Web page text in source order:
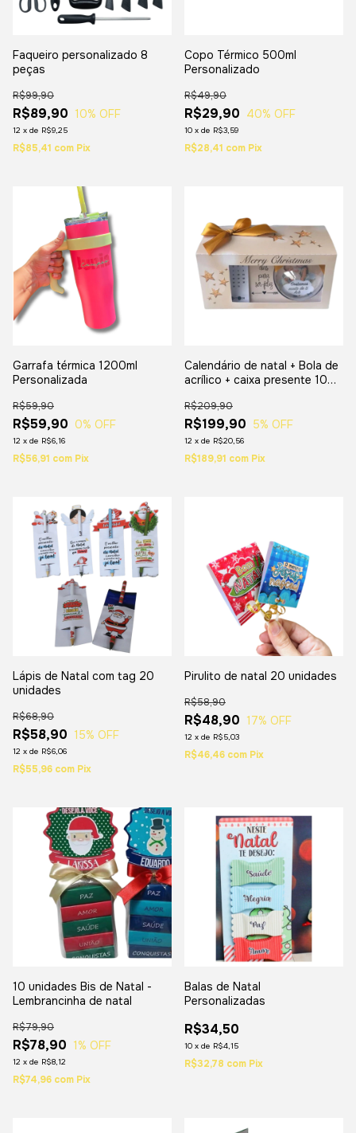
Faqueiro personalizado 8
peças
R$89,90
R$99,90
10% OFF
12 x de R$9,25
R$85,41 com Pix
Copo Térmico 500ml
Personalizado
R$29,90
R$49,90
40% OFF
10 x de R$3,59
R$28,41 com Pix
Garrafa térmica 1200ml
Personalizada
R$59,90
R$59,90
0% OFF
12 x de R$6,16
R$56,91 com Pix
Calendário de natal + Bola de
acrílico + caixa presente 10
R$199,90
R$209,90
5% OFF
12 x de R$20,56
R$189,91 com Pix
Lápis de Natal com tag 20
unidades
R$58,90
R$68,90
15% OFF
12 x de R$6,06
R$55,96 com Pix
Pirulito de natal 20 unidades
R$48,90
R$58,90
17% OFF
12 x de R$5,03
R$46,46 com Pix
10 unidades Bis de Natal -
Lembrancinha de natal
R$78,90
R$79,90
1% OFF
12 x de R$8,12
R$74,96 com Pix
Balas de Natal
Personalizadas
R$34,50
10 x de R$4,15
R$32,78 com Pix